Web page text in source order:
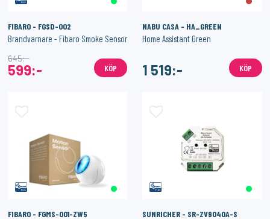
FIBARO - FGSD-002
Brandvarnare - Fibaro Smoke Sensor
599:-
645:-
KÖP
NABU CASA - HA_GREEN
Home Assistant Green
1 519:- KÖP
FIBARO - FGMS-001-ZW5 SUNRICHER - SR-ZV9040A-S